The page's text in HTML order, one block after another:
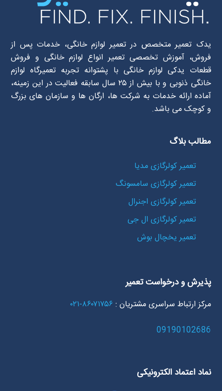
یدک تعمیر متخصص در تعمیر لوازم خانگی، خدمات پس از
فروش، آموزش تخصصی تعمیر انواع لوازم خانگی و فروش
قطعات یدکی لوازم خانگی با پشتوانه تجربه تعمیرگاه لوازم
خانگی ذنوبی و با بیش از ۲۵ سال سابقه فعالیت در این زمینه،
آماده ارائه خدمات به شرکت ها، ارگان ها و سازمان های بزرگ
و کوچک می باشد.
مطالب بلاگ
تعمیر کولرگازی مدیا
تعمیر کولرگازی سامسونگ
تعمیر کولرگازی اجنرال
تعمیر کولرگازی ال جی
تعمیر یخچال بوش
پذیرش و درخواست تعمیر
مرکز ارتباط سراسری مشتریان : ۸۶۰۷۱۷۵۶-۰۲۱
09190102686
نماد اعتماد الکترونیکی